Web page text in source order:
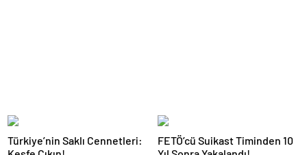
Türkiye’nin Saklı Cennetleri:
FETÖ’cü Suikast Timinden 10